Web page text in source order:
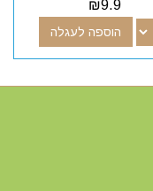
₪9.9
הוספה לעגלה